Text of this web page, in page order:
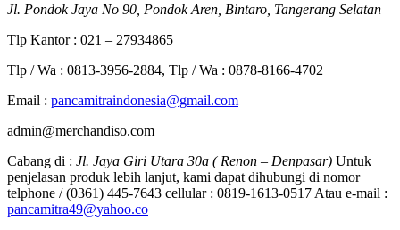
Jl. Pondok Jaya No 90, Pondok Aren, Bintaro, Tangerang Selatan
Tlp Kantor : 021 – 27934865
Tlp / Wa : 0813-3956-2884, Tlp / Wa : 0878-8166-4702
Email : pancamitraindonesia@gmail.com
admin@merchandiso.com
Cabang di : Jl. Jaya Giri Utara 30a ( Renon – Denpasar) Untuk
penjelasan produk lebih lanjut, kami dapat dihubungi di nomor
telphone / (0361) 445-7643 cellular : 0819-1613-0517 Atau e-mail :
pancamitra49@yahoo.co